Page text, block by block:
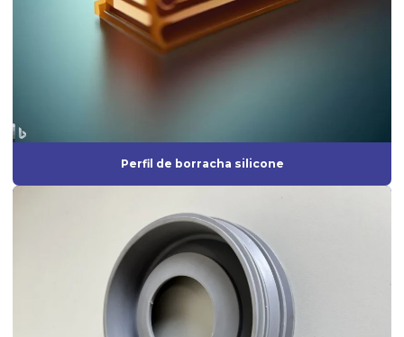
Fornecedores de produtos de borracha
Grommets de borracha para isolamento técnico
Guarnição de silicone
Indústria de artefatos de borracha
Indústria de borracha
Perfil de borracha silicone